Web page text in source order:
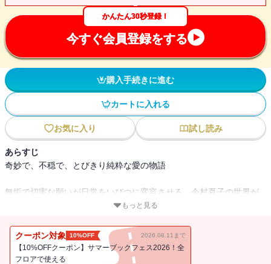
かんたん30秒登録！
今すぐ会員登録をする
購入手続きに進む
カートに入れる
お気に入り 試し読み
あらすじ
奇妙で、不穏で、とびきり純粋な愛の物語
無垢で切実な願いが日常をいびつに変容させる。今村夏子の世界が
炸裂する３篇に、単行本未収録エッセイと村田沙耶香による解説を
もっと見る
クーポン対象 10%OFF 2026.08.11まで
【10%OFFクーポン】サマーブックフェス2026！全
フロアで使える